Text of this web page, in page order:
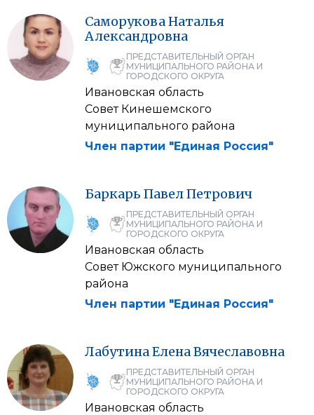
СаморуковаНаталья
Александровна
ПРЕДСТАВИТЕЛЬНЫЙ ОРГАН
МУНИЦИПАЛЬНОГО РАЙОНА И
ГОРОДСКОГО ОКРУГА
Ивановская область
Совет Кинешемского
муниципального района
Член партии "Единая Россия"
Баркарь ПавелПетрович
ПРЕДСТАВИТЕЛЬНЫЙ ОРГАН
МУНИЦИПАЛЬНОГО РАЙОНА И
ГОРОДСКОГО ОКРУГА
Ивановская область
Совет Южского муниципального
района
Член партии "Единая Россия"
ЛабутинаЕленаВячеславовна
ПРЕДСТАВИТЕЛЬНЫЙ ОРГАН
МУНИЦИПАЛЬНОГО РАЙОНА И
ГОРОДСКОГО ОКРУГА
Ивановская область